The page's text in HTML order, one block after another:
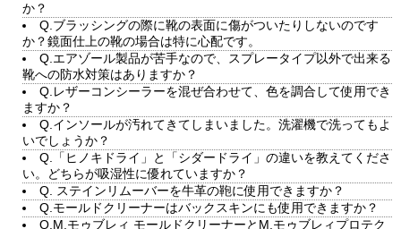
か？
Q.ブラッシングの際に靴の表面に傷がついたりしないのです
か？鏡面仕上の靴の場合は特に心配です。
Q.エアゾール製品が苦手なので、スプレータイプ以外で出来る
靴への防水対策はありますか？
Q.レザーコンシーラーを混ぜ合わせて、色を調合して使用でき
ますか？
Q.インソールが汚れてきてしまいました。洗濯機で洗ってもよ
いでしょうか？
Q.「ヒノキドライ」と「シダードライ」の違いを教えてくださ
い。どちらが吸湿性に優れていますか？
Q. ステインリムーバーを牛革の鞄に使用できますか？
Q.モールドクリーナーはバックスキンにも使用できますか？
Q.M.モゥブレィ モールドクリーナーとM.モゥブレィプロテク